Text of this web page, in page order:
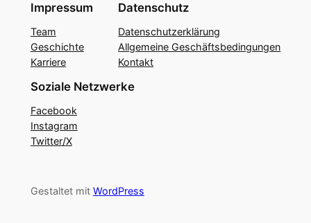
Impressum
Team
Geschichte
Karriere
Datenschutz
Datenschutzerklärung
Allgemeine Geschäftsbedingungen
Kontakt
Soziale Netzwerke
Facebook
Instagram
Twitter/X
Gestaltet mit WordPress